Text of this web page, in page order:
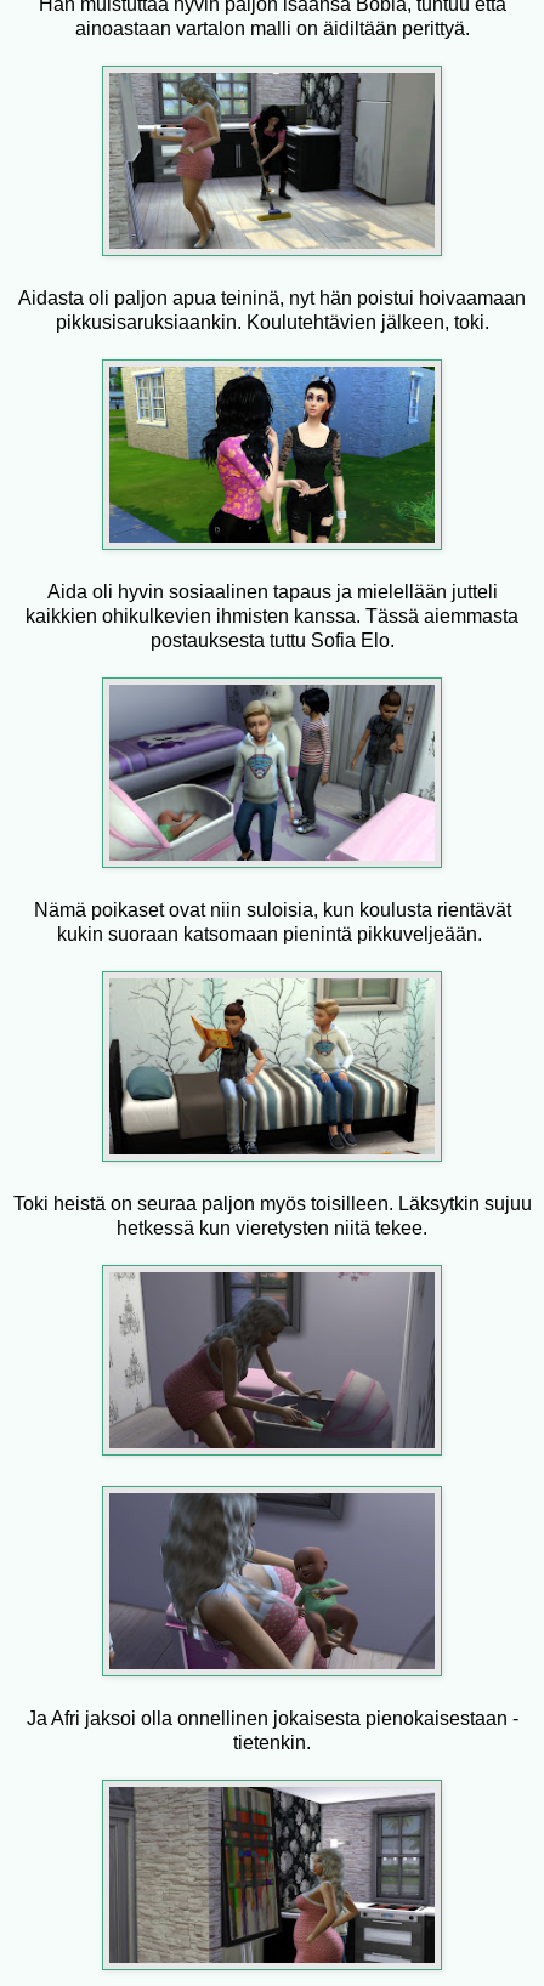
Hän muistuttaa hyvin paljon isäänsä Bobia, tuntuu että
ainoastaan vartalon malli on äidiltään perittyä.
Aidasta oli paljon apua teininä, nyt hän poistui hoivaamaan
pikkusisaruksiaankin. Koulutehtävien jälkeen, toki.
Aida oli hyvin sosiaalinen tapaus ja mielellään jutteli
kaikkien ohikulkevien ihmisten kanssa. Tässä aiemmasta
postauksesta tuttu Sofia Elo.
Nämä poikaset ovat niin suloisia, kun koulusta rientävät
kukin suoraan katsomaan pienintä pikkuveljeään.
Toki heistä on seuraa paljon myös toisilleen. Läksytkin sujuu
hetkessä kun vieretysten niitä tekee.
Ja Afri jaksoi olla onnellinen jokaisesta pienokaisestaan -
tietenkin.